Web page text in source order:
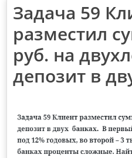
Задача 59
разместил
руб. на
депозит в